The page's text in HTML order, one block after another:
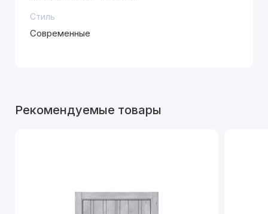
Стиль
Современные
Рекомендуемые товары